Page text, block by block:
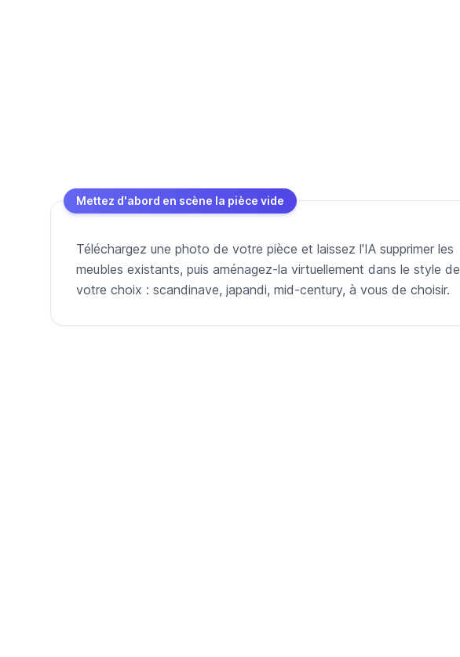
Mettez d'abord en scène la pièce vide
Téléchargez une photo de votre pièce et laissez l'IA supprimer les
meubles existants, puis aménagez-la virtuellement dans le style de
votre choix : scandinave, japandi, mid-century, à vous de choisir.